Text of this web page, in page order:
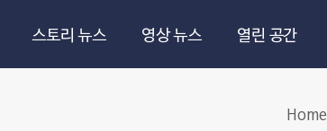
스토리 뉴스 영상 뉴스 열린 공간
Home